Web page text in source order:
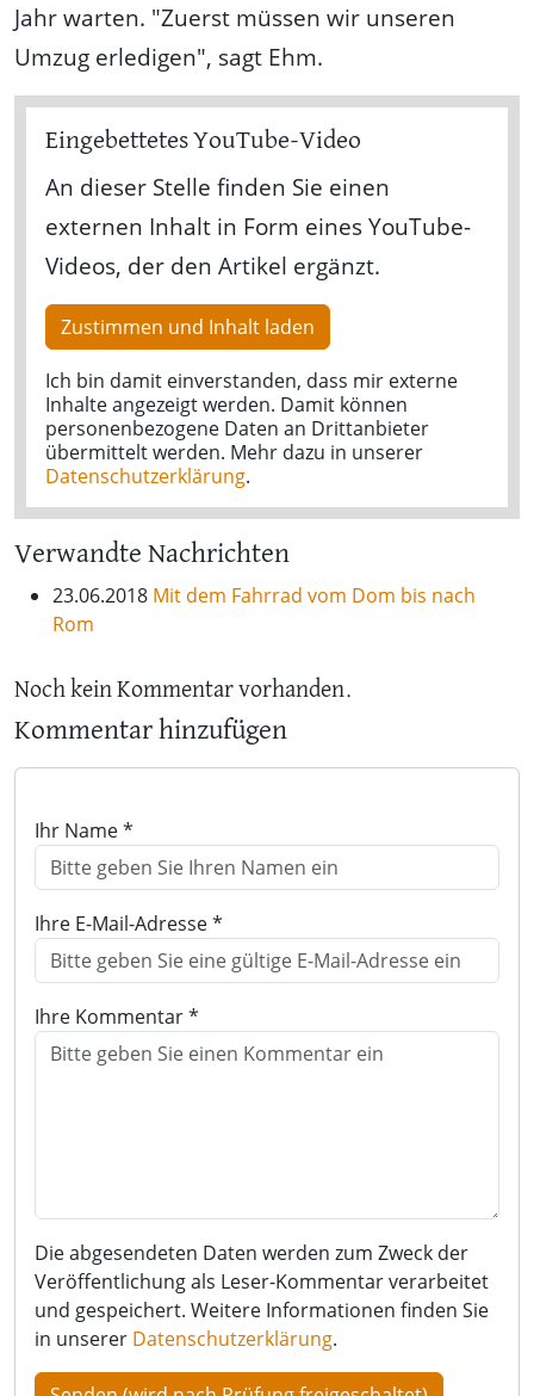
Jahr warten. "Zuerst müssen wir unseren
Umzug erledigen", sagt Ehm.
Eingebettetes YouTube-Video
An dieser Stelle finden Sie einen
externen Inhalt in Form eines YouTube-
Videos, der den Artikel ergänzt.
Zustimmen und Inhalt laden
Ich bin damit einverstanden, dass mir externe
Inhalte angezeigt werden. Damit können
personenbezogene Daten an Drittanbieter
übermittelt werden. Mehr dazu in unserer
Datenschutzerklärung.
Verwandte Nachrichten
23.06.2018 Mit dem Fahrrad vom Dom bis nach
Rom
Noch kein Kommentar vorhanden.
Kommentar hinzufügen
Ihr Name *
Ihre E-Mail-Adresse *
Ihre Kommentar *
Die abgesendeten Daten werden zum Zweck der
Veröffentlichung als Leser-Kommentar verarbeitet
und gespeichert. Weitere Informationen finden Sie
in unserer Datenschutzerklärung.